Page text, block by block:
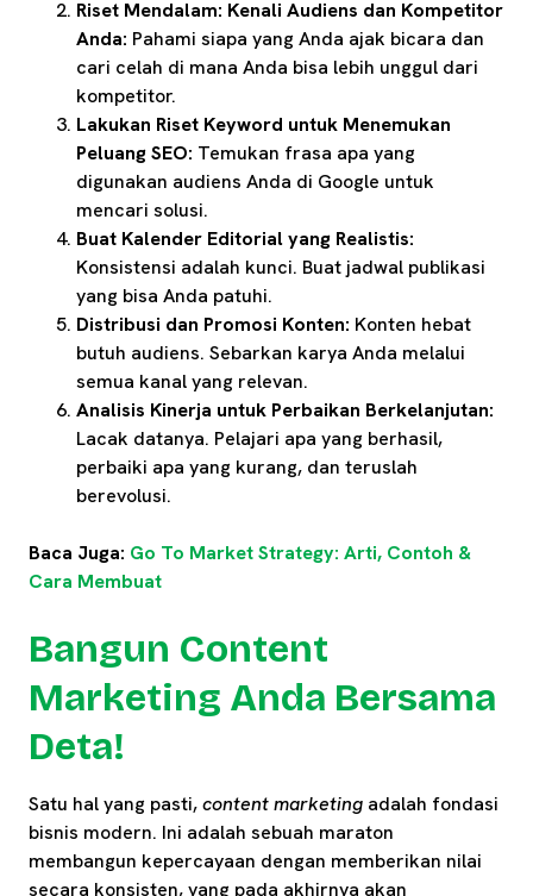
Riset Mendalam: Kenali Audiens dan Kompetitor
Anda: Pahami siapa yang Anda ajak bicara dan
cari celah di mana Anda bisa lebih unggul dari
kompetitor.
Lakukan Riset Keyword untuk Menemukan
Peluang SEO: Temukan frasa apa yang
digunakan audiens Anda di Google untuk
mencari solusi.
Buat Kalender Editorial yang Realistis:
Konsistensi adalah kunci. Buat jadwal publikasi
yang bisa Anda patuhi.
Distribusi dan Promosi Konten: Konten hebat
butuh audiens. Sebarkan karya Anda melalui
semua kanal yang relevan.
Analisis Kinerja untuk Perbaikan Berkelanjutan:
Lacak datanya. Pelajari apa yang berhasil,
perbaiki apa yang kurang, dan teruslah
berevolusi.
Baca Juga: Go To Market Strategy: Arti, Contoh &
Cara Membuat
Bangun Content
Marketing Anda Bersama
Deta!
Satu hal yang pasti,content marketing adalah fondasi
bisnis modern. Ini adalah sebuah maraton
membangun kepercayaan dengan memberikan nilai
secara konsisten, yang pada akhirnya akan